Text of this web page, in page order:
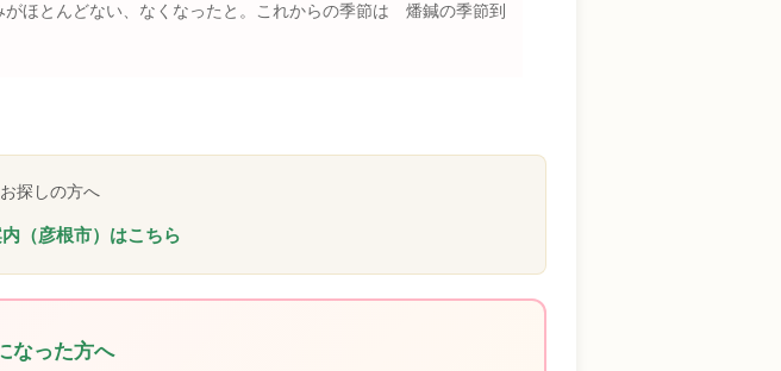
ほとんどない、なくなったと。これからの季節は 燔鍼の季節到
探しの方へ
（彦根市）はこちら
なった方へ